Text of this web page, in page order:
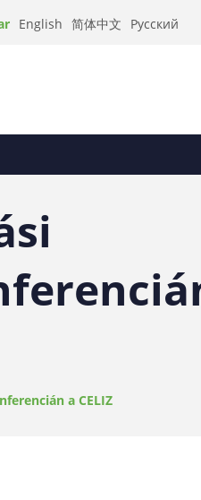
English 简体中文 Русский
a CELIZ